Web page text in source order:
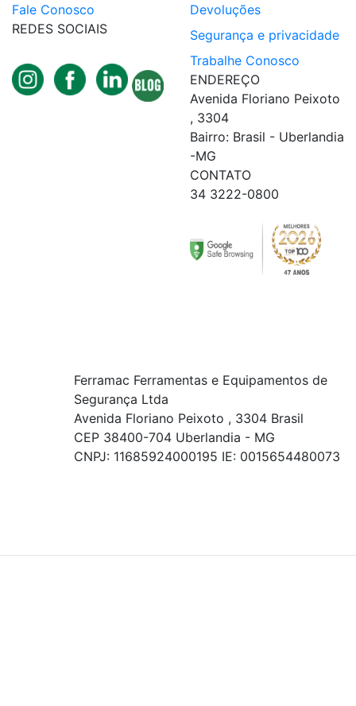
Fale Conosco
REDES SOCIAIS
Devoluções
Segurança e privacidade
Trabalhe Conosco
ENDEREÇO
Avenida Floriano Peixoto
, 3304
Bairro: Brasil - Uberlandia
-MG
CONTATO
34 3222-0800
Ferramac Ferramentas e Equipamentos de
Segurança Ltda
Avenida Floriano Peixoto , 3304 Brasil
CEP 38400-704 Uberlandia - MG
CNPJ: 11685924000195 IE: 0015654480073